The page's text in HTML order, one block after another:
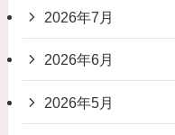
2026年7月
2026年6月
2026年5月